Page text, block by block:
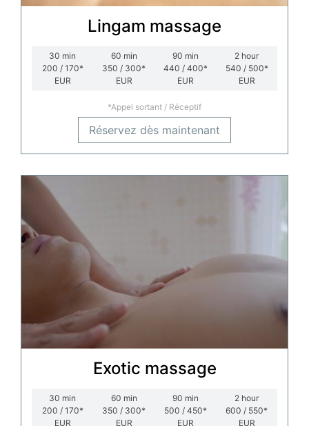
Lingam massage
30 min
200 / 170*
EUR
60 min
350 / 300*
EUR
90 min
440 / 400*
EUR
2 hour
540 / 500*
EUR
*Appel sortant / Réceptif
Réservez dès maintenant
Exotic massage
30 min
200 / 170*
EUR
60 min
350 / 300*
EUR
90 min
500 / 450*
EUR
2 hour
600 / 550*
EUR